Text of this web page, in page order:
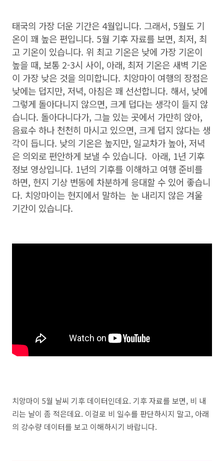
태국의 가장 더운 기간은 4월입니다. 그래서, 5월도 기
온이 꽤 높은 편입니다. 5월 기후 자료를 보면, 최저, 최
고 기온이 있습니다. 위 최고 기온은 낮에 가장 기온이
높을 때, 보통 2-3시 사이, 아래, 최저 기온은 새벽 기온
이 가장 낮은 것을 의미합니다. 치앙마이 여행의 장점은
낮에는 덥지만, 저녁, 아침은 꽤 선선합니다. 해서, 낮에
그렇게 돌아다니지 않으면, 크게 덥다는 생각이 들지 않
습니다. 돌아다니다가, 그늘 있는 곳에서 가만히 앉아,
음료수 하나 천천히 마시고 있으면, 크게 덥지 않다는 생
각이 듭니다. 낮의 기온은 높지만, 일교차가 높아, 저녁
은 의외로 편안하게 보낼 수 있습니다. 아래, 1년 기후
정보 영상입니다. 1년의 기후를 이해하고 여행 준비를
하면, 현지 기상 변동에 차분하게 응대할 수 있어 좋습니
다. 치앙마이는 현지에서 말하는 눈 내리지 않은 겨울
기간이 있습니다.
치앙마이 5월 날씨 기후 데이터인데요. 기후 자료를 보면, 비 내
리는 날이 좀 적은데요. 이걸로 비 일수를 판단하시지 말고, 아래
의 강수량 데이터를 보고 이해하시기 바랍니다.